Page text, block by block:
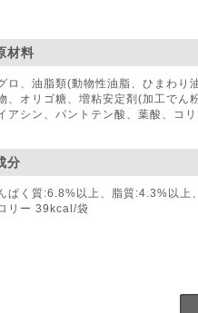
材料
ロ、油脂類(動物性油脂、ひまわり
、オリゴ糖、増粘安定剤(加工でん
アシン、パントテン酸、葉酸、コ
分
ぱく質:6.8%以上、脂質:4.3%以
リー 39kcal/袋